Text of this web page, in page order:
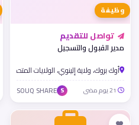
وظيفة
تواصل للتقديم
مدير القبول والتسجيل
أوك بروك، ولاية إلينوي، الولايات المتحدة
S
SOUQ SHARE